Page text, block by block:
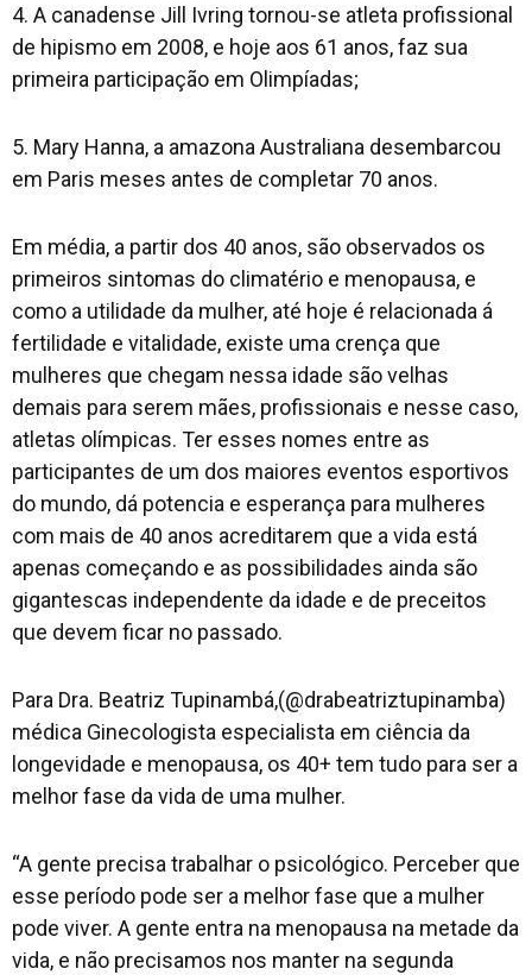
4. A canadense Jill Ivring tornou-se atleta profissional
de hipismo em 2008, e hoje aos 61 anos, faz sua
primeira participação em Olimpíadas;
5. Mary Hanna, a amazona Australiana desembarcou
em Paris meses antes de completar 70 anos.
Em média, a partir dos 40 anos, são observados os
primeiros sintomas do climatério e menopausa, e
como a utilidade da mulher, até hoje é relacionada á
fertilidade e vitalidade, existe uma crença que
mulheres que chegam nessa idade são velhas
demais para serem mães, profissionais e nesse caso,
atletas olímpicas. Ter esses nomes entre as
participantes de um dos maiores eventos esportivos
do mundo, dá potencia e esperança para mulheres
com mais de 40 anos acreditarem que a vida está
apenas começando e as possibilidades ainda são
gigantescas independente da idade e de preceitos
que devem ficar no passado.
Para Dra. Beatriz Tupinambá,(@drabeatriztupinamba)
médica Ginecologista especialista em ciência da
longevidade e menopausa, os 40+ tem tudo para ser a
melhor fase da vida de uma mulher.
“A gente precisa trabalhar o psicológico. Perceber que
esse período pode ser a melhor fase que a mulher
pode viver. A gente entra na menopausa na metade da
vida, e não precisamos nos manter na segunda